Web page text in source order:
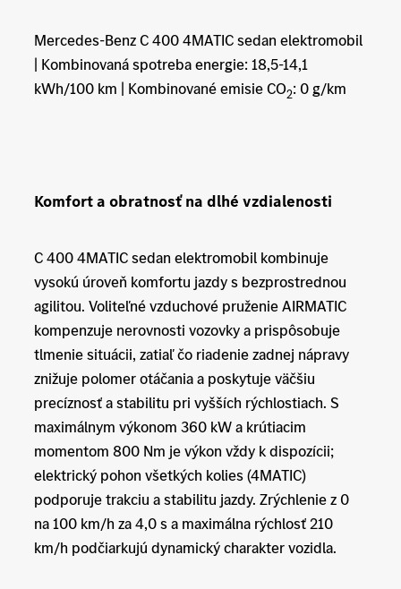
Mercedes-Benz C 400 4MATIC sedan elektromobil
| Kombinovaná spotreba energie: 18,5-14,1
kWh/100 km | Kombinované emisie CO2: 0 g/km
Komfort a obratnosť na dlhé vzdialenosti
C 400 4MATIC sedan elektromobil kombinuje
vysokú úroveň komfortu jazdy s bezprostrednou
agilitou. Voliteľné vzduchové pruženie AIRMATIC
kompenzuje nerovnosti vozovky a prispôsobuje
tlmenie situácii, zatiaľ čo riadenie zadnej nápravy
znižuje polomer otáčania a poskytuje väčšiu
precíznosť a stabilitu pri vyšších rýchlostiach. S
maximálnym výkonom 360 kW a krútiacim
momentom 800 Nm je výkon vždy k dispozícii;
elektrický pohon všetkých kolies (4MATIC)
podporuje trakciu a stabilitu jazdy. Zrýchlenie z 0
na 100 km/h za 4,0 s a maximálna rýchlosť 210
km/h podčiarkujú dynamický charakter vozidla.